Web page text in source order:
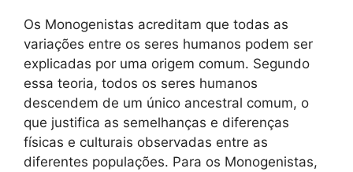
Os Monogenistas acreditam que todas as
variações entre os seres humanos podem ser
explicadas por uma origem comum. Segundo
essa teoria, todos os seres humanos
descendem de um único ancestral comum, o
que justifica as semelhanças e diferenças
físicas e culturais observadas entre as
diferentes populações. Para os Monogenistas,